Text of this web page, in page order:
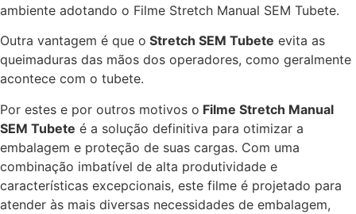
ambiente adotando o Filme Stretch Manual SEM Tubete.
Outra vantagem é que o Stretch SEM Tubete evita as
queimaduras das mãos dos operadores, como geralmente
acontece com o tubete.
Por estes e por outros motivos o Filme Stretch Manual
SEM Tubete é a solução definitiva para otimizar a
embalagem e proteção de suas cargas. Com uma
combinação imbatível de alta produtividade e
características excepcionais, este filme é projetado para
atender às mais diversas necessidades de embalagem,